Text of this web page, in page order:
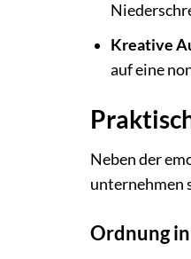
Kreative
auf eine
Neben der
unternehmen
Ordnung